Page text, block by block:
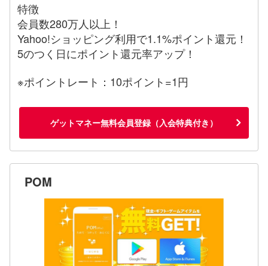
特徴
会員数280万人以上！
Yahoo!ショッピング利用で1.1%ポイント還元！
5のつく日にポイント還元率アップ！
※ポイントレート：10ポイント=1円
ゲットマネー無料会員登録（入会特典付き）
POM